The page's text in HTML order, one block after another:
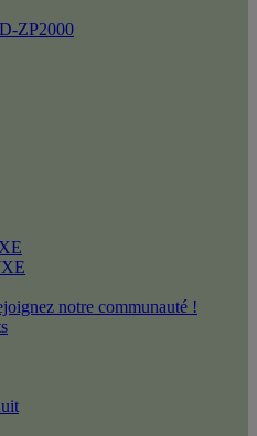
ZP2000
notre communauté !